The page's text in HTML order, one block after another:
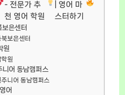
- 전문가 추
천 영어 학원
| 영어 마
스터하기
은센터
보은센터
원
원
어 동남캠퍼스
니어 동남캠퍼스
어